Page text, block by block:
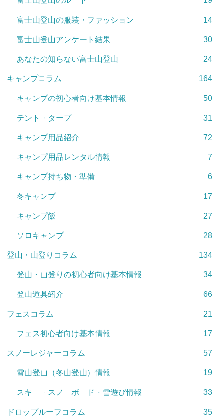
富士山登山の服装・ファッション 14
富士山登山アンケート結果 30
あなたの知らない富士山登山 24
キャンプコラム 164
キャンプの初心者向け基本情報 50
テント・タープ 31
キャンプ用品紹介 72
キャンプ用品レンタル情報 7
キャンプ持ち物・準備 6
冬キャンプ 17
キャンプ飯 27
ソロキャンプ 28
登山・山登りコラム 134
登山・山登りの初心者向け基本情報 34
登山道具紹介 66
フェスコラム 21
フェス初心者向け基本情報 17
スノーレジャーコラム 57
雪山登山（冬山登山）情報 19
スキー・スノーボード・雪遊び情報 33
ドロップルーフコラム 35